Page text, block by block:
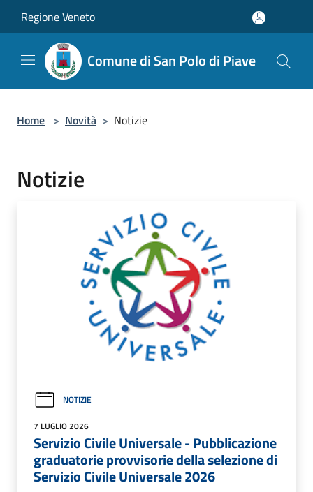
Regione Veneto
Comune di San Polo di Piave
Home > Novità > Notizie
Notizie
NOTIZIE
7 LUGLIO 2026
Servizio Civile Universale - Pubblicazione
graduatorie provvisorie della selezione di
Servizio Civile Universale 2026